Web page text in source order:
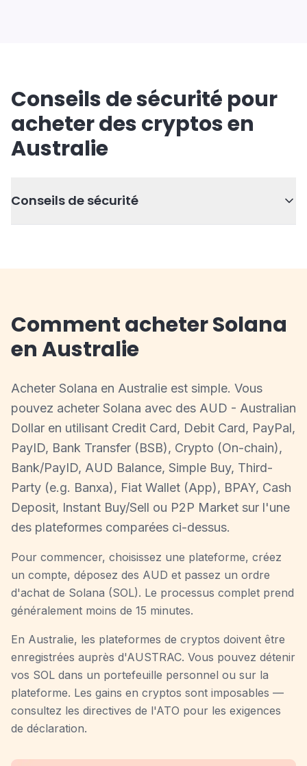
Conseils de sécurité pour
acheter des cryptos en
Australie
Conseils de sécurité
Comment acheter Solana
en Australie
Acheter Solana en Australie est simple. Vous
pouvez acheter Solana avec des AUD - Australian
Dollar en utilisant Credit Card, Debit Card, PayPal,
PayID, Bank Transfer (BSB), Crypto (On-chain),
Bank/PayID, AUD Balance, Simple Buy, Third-
Party (e.g. Banxa), Fiat Wallet (App), BPAY, Cash
Deposit, Instant Buy/Sell ou P2P Market sur l'une
des plateformes comparées ci-dessus.
Pour commencer, choisissez une plateforme, créez
un compte, déposez des AUD et passez un ordre
d'achat de Solana (SOL). Le processus complet prend
généralement moins de 15 minutes.
En Australie, les plateformes de cryptos doivent être
enregistrées auprès d'AUSTRAC. Vous pouvez détenir
vos SOL dans un portefeuille personnel ou sur la
plateforme. Les gains en cryptos sont imposables —
consultez les directives de l'ATO pour les exigences
de déclaration.